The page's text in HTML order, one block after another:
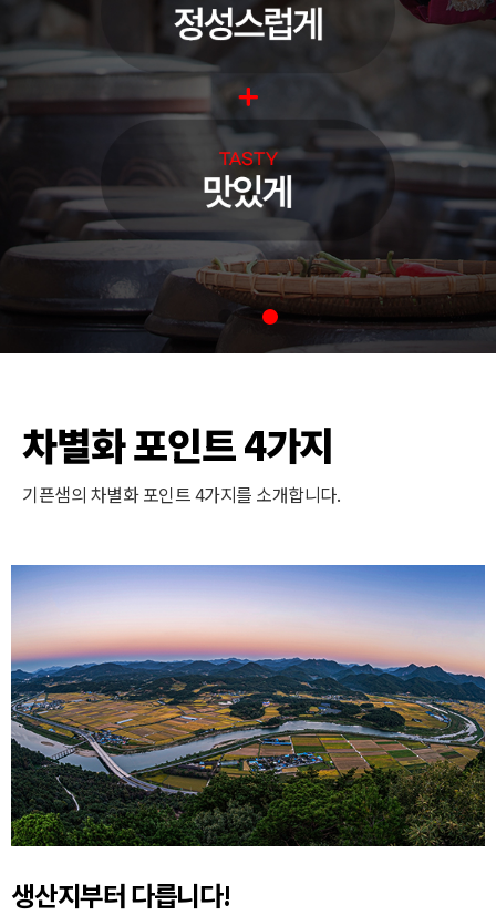
차별화 포인트 4가지
기픈샘의 차별화 포인트 4가지를 소개합니다.
생산지부터 다릅니다!